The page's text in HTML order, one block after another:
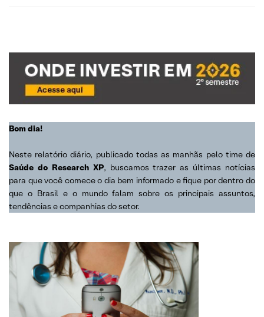
Bom dia!
Neste relatório diário, publicado todas as manhãs pelo time de
Saúde do Research XP, buscamos trazer as últimas notícias
para que você comece o dia bem informado e fique por dentro do
que o Brasil e o mundo falam sobre os principais assuntos,
tendências e companhias do setor.